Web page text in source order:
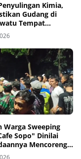
Kimia,
Gudang di
Tempat
Drum Bekas
Warga Sweeping
Sopo" Dinilai
Mencoreng